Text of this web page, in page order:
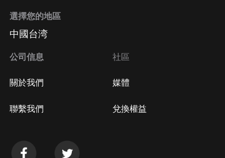
選擇您的地區
中國台湾
公司信息
關於我們
聯繫我們
社區
媒體
兌換權益